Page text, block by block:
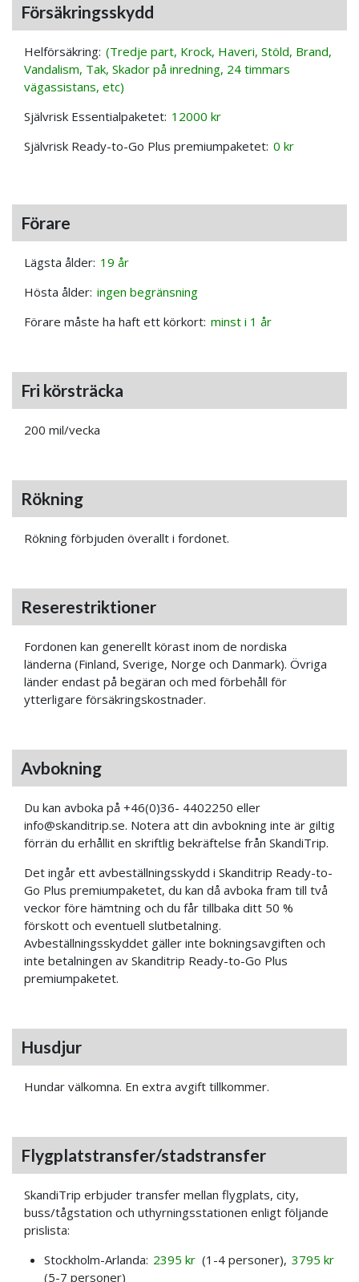
Försäkringsskydd
Helförsäkring: (Tredje part, Krock, Haveri, Stöld, Brand,
Vandalism, Tak, Skador på inredning, 24 timmars
vägassistans, etc)
Självrisk Essentialpaketet: 12000 kr
Självrisk Ready-to-Go Plus premiumpaketet: 0 kr
Förare
Lägsta ålder: 19 år
Hösta ålder: ingen begränsning
Förare måste ha haft ett körkort: minst i 1 år
Fri körsträcka
200 mil/vecka
Rökning
Rökning förbjuden överallt i fordonet.
Reserestriktioner
Fordonen kan generellt körast inom de nordiska
länderna (Finland, Sverige, Norge och Danmark). Övriga
länder endast på begäran och med förbehåll för
ytterligare försäkringskostnader.
Avbokning
Du kan avboka på +46(0)36- 4402250 eller
info@skanditrip.se. Notera att din avbokning inte är giltig
förrän du erhållit en skriftlig bekräftelse från SkandiTrip.
Det ingår ett avbeställningsskydd i Skanditrip Ready-to-
Go Plus premiumpaketet, du kan då avboka fram till två
veckor före hämtning och du får tillbaka ditt 50 %
förskott och eventuell slutbetalning.
Avbeställningsskyddet gäller inte bokningsavgiften och
inte betalningen av Skanditrip Ready-to-Go Plus
premiumpaketet.
Husdjur
Hundar välkomna. En extra avgift tillkommer.
Flygplatstransfer/stadstransfer
SkandiTrip erbjuder transfer mellan flygplats, city,
buss/tågstation och uthyrningsstationen enligt följande
prislista:
Stockholm-Arlanda: 2395 kr (1-4 personer), 3795 kr
(5-7 personer)